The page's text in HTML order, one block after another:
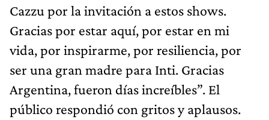
Cazzu por la invitación a estos shows.
Gracias por estar aquí, por estar en mi
vida, por inspirarme, por resiliencia, por
ser una gran madre para Inti. Gracias
Argentina, fueron días increíbles”. El
público respondió con gritos y aplausos.